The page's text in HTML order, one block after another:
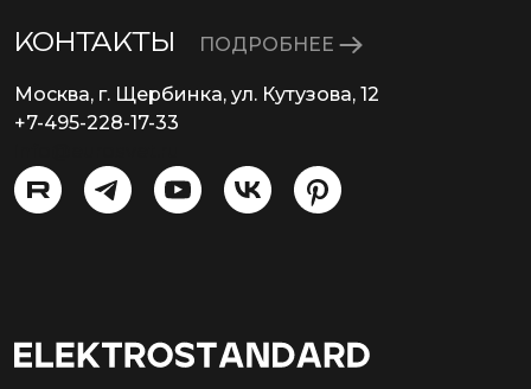
КОНТАКТЫ ПОДРОБНЕЕ
Москва, г. Щербинка, ул. Кутузова, 12
+7-495-228-17-33